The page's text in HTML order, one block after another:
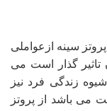
سینه ازعواملی
تاثیر گذار است می
زندگی فرد نیز
می باشد از پروتز